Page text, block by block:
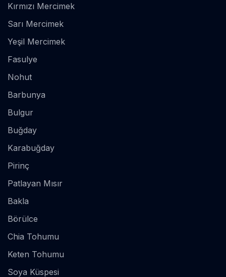
Kırmızı Mercimek
Sarı Mercimek
Yeşil Mercimek
Fasulye
Nohut
Barbunya
Bulgur
Buğday
Karabuğday
Pirinç
Patlayan Mısır
Bakla
Börülce
Chia Tohumu
Keten Tohumu
Soya Küspesi